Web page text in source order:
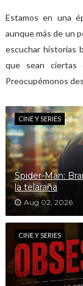
Estamos en una
aunque más de un
escuchar historias
que sean ciertas
Preocupémonos
CINE Y SERIES
Spider-Man:
la telaraña
Aug 02, 2026
CINE Y SERIES